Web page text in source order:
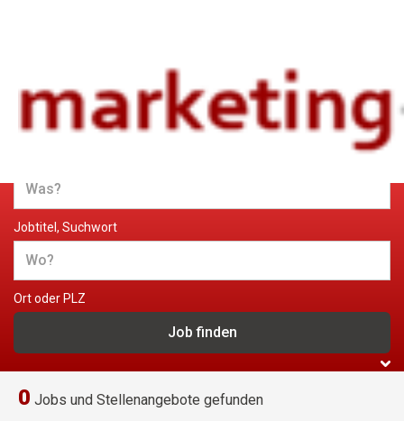
Jobs und Stellenangebote im
Marketing
Jobtitel, Suchwort
Ort oder PLZ
0 Jobs und Stellenangebote gefunden